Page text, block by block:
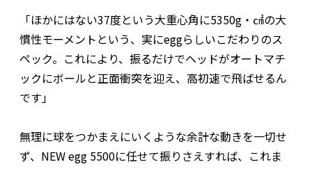
「ほかにはない37度という大重心角に5350g・㎠の大
慣性モーメントという、実にeggらしいこだわりのス
ペック。これにより、振るだけでヘッドがオートマチ
ックにボールと正面衝突を迎え、高初速で飛ばせるん
です」
無理に球をつかまえにいくような余計な動きを一切せ
ず、NEW egg 5500に任せて振りさえすれば、これま